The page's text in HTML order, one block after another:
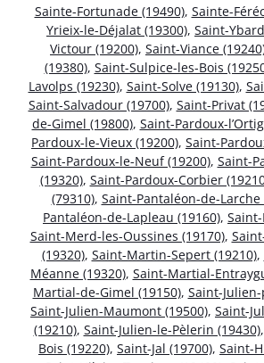
Sainte-Fortunade (19490), Sainte-
Yrieix-le-Déjalat (19300), Saint-
Victour (19200), Saint-Viance
(19380), Saint-Sulpice-les-Bois
Lavolps (19230), Saint-Solve (19130),
Saint-Salvadour (19700), Saint-Privat
de-Gimel (19800), Saint-Pardoux-
Pardoux-le-Vieux (19200), Saint-
Saint-Pardoux-le-Neuf (19200), Saint-
(19320), Saint-Pardoux-Corbier
(79310), Saint-Pantaléon-de-Larche
Pantaléon-de-Lapleau (19160),
Saint-Merd-les-Oussines (19170),
(19320), Saint-Martin-Sepert (19210),
Méanne (19320), Saint-Martial-
Martial-de-Gimel (19150), Saint-
Saint-Julien-Maumont (19500), Saint-
(19210), Saint-Julien-le-Pèlerin (19430),
Bois (19220), Saint-Jal (19700), Saint-